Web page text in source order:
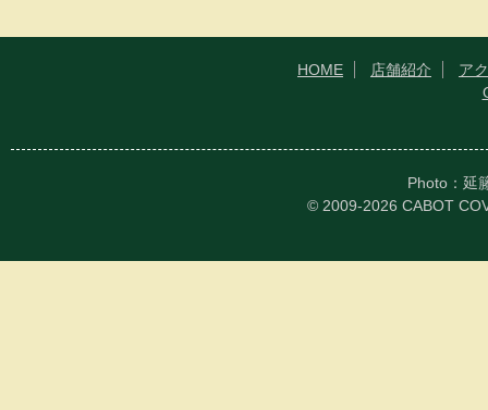
HOME 店舗紹介
ア
Photo：延
© 2009-2026 CABOT